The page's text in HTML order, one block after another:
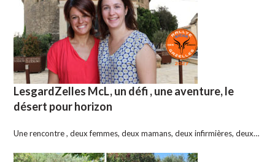
LesgardZelles McL, un défi , une aventure, le
désert pour horizon
Une rencontre , deux femmes, deux mamans, deux infirmières, deux…